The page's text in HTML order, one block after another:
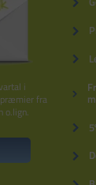
i
fra
o.lign.